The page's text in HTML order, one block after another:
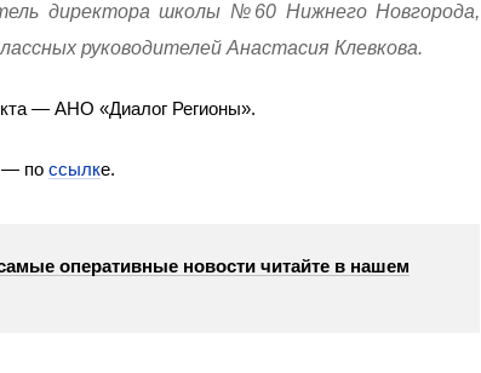
директора школы №60 Нижнего Новгорода,
руководителей Анастасия Клевкова.
— АНО «Диалог Регионы».
— по ссылке.
оперативные новости читайте в нашем